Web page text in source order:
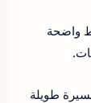
واضحة
طويلة